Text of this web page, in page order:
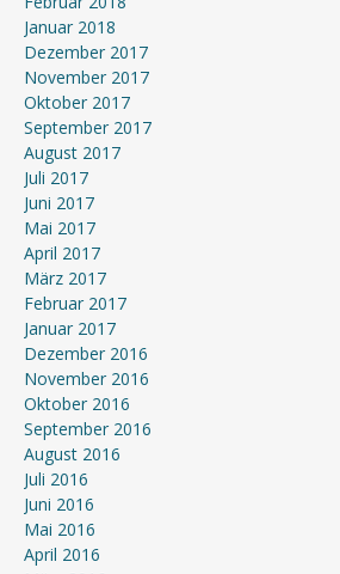
Januar 2018
Dezember 2017
November 2017
Oktober 2017
September 2017
August 2017
Juli 2017
Juni 2017
Mai 2017
April 2017
März 2017
Februar 2017
Januar 2017
Dezember 2016
November 2016
Oktober 2016
September 2016
August 2016
Juli 2016
Juni 2016
Mai 2016
April 2016